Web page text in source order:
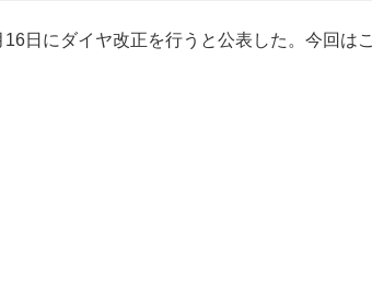
日にダイヤ改正を行うと公表した。今回はこ